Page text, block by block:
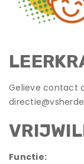
Gelieve contact
Functie: